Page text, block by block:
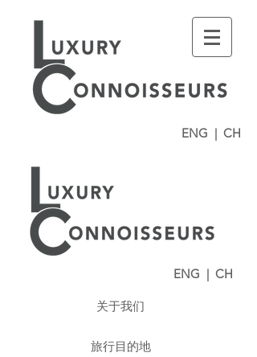
ENG | CH
ENG | CH
关于我们
旅行目的地